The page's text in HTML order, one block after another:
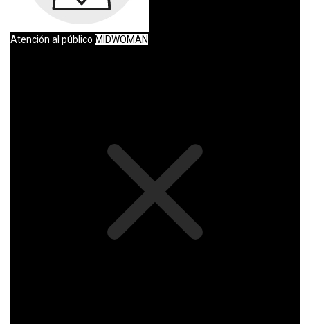
Atención al público MIDWOMAN